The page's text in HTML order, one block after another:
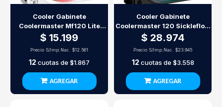
Cooler Gabinete
Coolermaster Mf120 Lite
Argb White
$ 15.199
Precio S/Imp.Nac. $12.561
12cuotas de $1.867
AGREGAR
Cooler Gabinete
Coolermaster 120 Sickleflow
Edge Argb Black
$ 28.974
Precio S/Imp.Nac. $23.945
12cuotas de $3.558
AGREGAR